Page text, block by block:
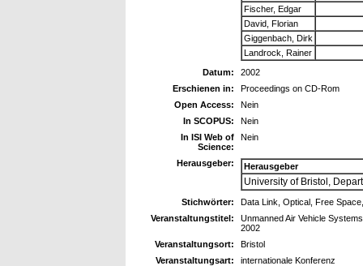
Fischer, Edgar
David, Florian
Giggenbach, Dirk
Landrock, Rainer
Datum:
2002
Erschienen in:
Proceedings on CD-Rom
Open Access:
Nein
In SCOPUS:
Nein
In ISI Web of
Science:
Nein
Herausgeber: Herausgeber
University of Bristol,
Stichwörter:
Data Link, Optical, Free
Veranstaltungstitel:
Unmanned Air Vehicle
2002
Veranstaltungsort:
Bristol
Veranstaltungsart:
internationale Konferenz